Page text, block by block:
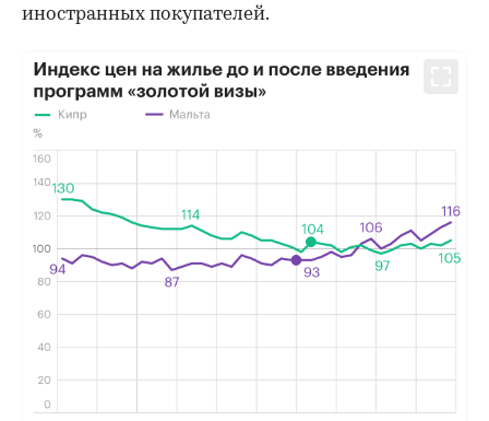
иностранных покупателей.